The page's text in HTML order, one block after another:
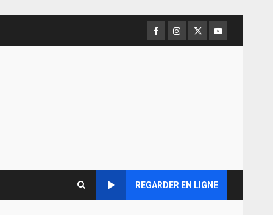
Facebook
Instagram
TwitterYoutube
REGARDER EN LIGNE